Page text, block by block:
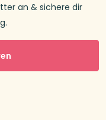
an & sichere dir